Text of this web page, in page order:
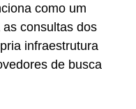
como um
consultas dos
infraestrutura
de busca